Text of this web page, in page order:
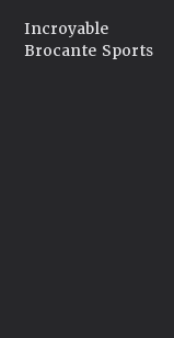
Incroyable
Brocante Sports